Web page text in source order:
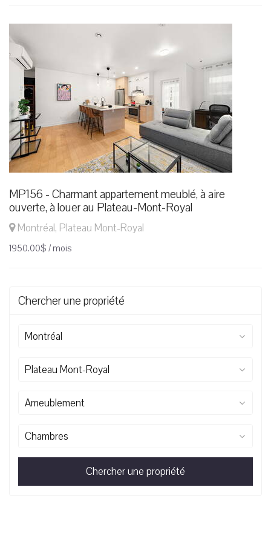
MP156 - Charmant appartement meublé, à aire
ouverte, à louer au Plateau-Mont-Royal
Montréal, Plateau Mont-Royal
1950.00$ / mois
Chercher une propriété
Montréal
Plateau Mont-Royal
Ameublement
Chambres
Chercher une propriété